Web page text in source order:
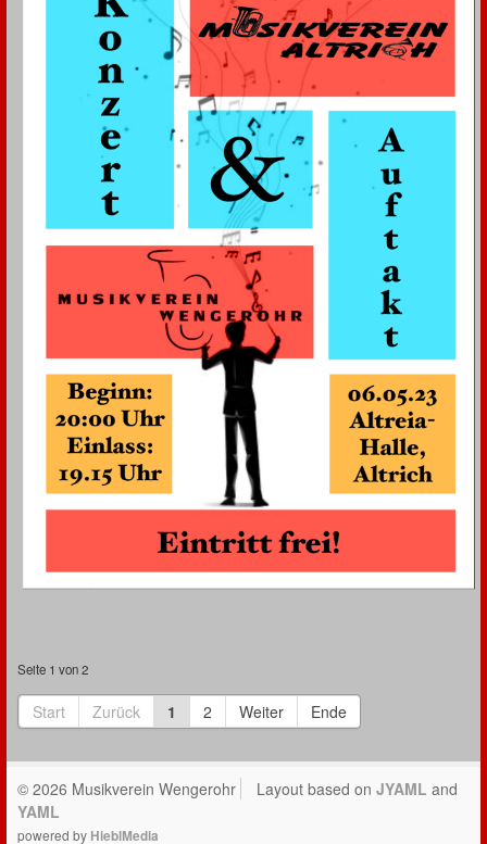
Seite 1 von 2
Start Zurück 1 2 Weiter Ende
© 2026 Musikverein Wengerohr Layout based on JYAML and
YAML
powered by HieblMedia